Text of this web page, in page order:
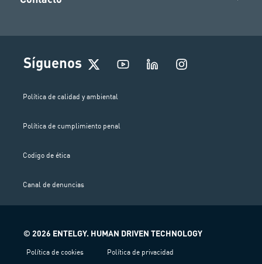
Síguenos
I
n
Política de calidad y ambiental
Política de cumplimiento penal
Codigo de ética
Canal de denuncias
© 2026 ENTELGY. HUMAN DRIVEN TECHNOLOGY
Política de cookies Política de privacidad